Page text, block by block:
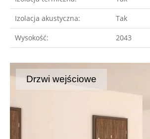
Izolacja akustyczna: Tak
Wysokość: 2043
Drzwi wejściowe